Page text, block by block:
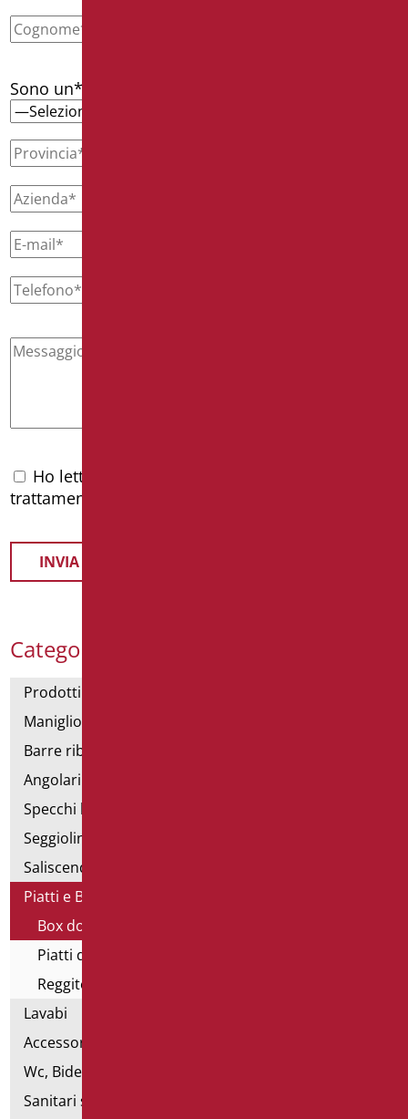
Categorie Prodotti
Prodotti con dichiarazione CAM
Maniglioni di sostegno
Barre ribaltabili e fisse
Angolari doccia e vasca
Specchi bagno
Seggiolini vasca e doccia
Saliscendi doccia di sostegno
Piatti e Box Doccia
Box doccia
Piatti doccia
Reggitenda
Lavabi
Accessori per Lavabo
Wc, Bidet e pareti attrezzate
Sanitari speciali
Sono un*
Ho letto l'
trattamento dei dati personali